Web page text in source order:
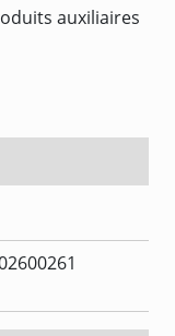
auxiliaires